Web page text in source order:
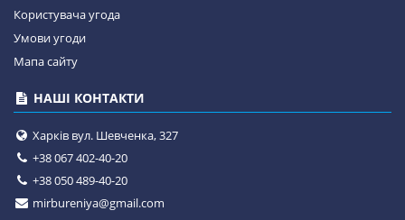
Користувача угода
Умови угоди
Мапа сайту
НАШІ КОНТАКТИ
Харків вул. Шевченка, 327
+38 067 402-40-20
+38 050 489-40-20
mirbureniya@gmail.com